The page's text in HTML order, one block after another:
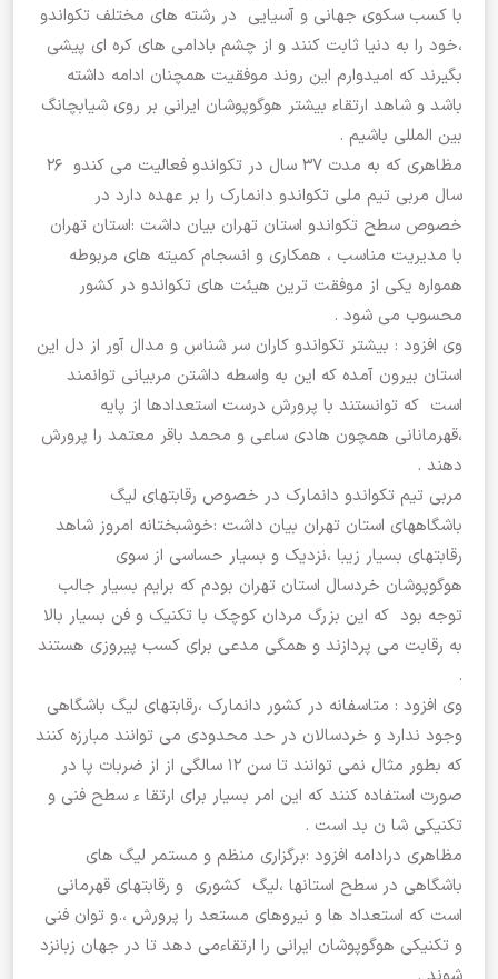
با کسب سکوی جهانی و آسیایی در رشته های مختلف تکواندو
،خود را به دنیا ثابت کنند و از چشم بادامی های کره ای پیشی
بگیرند که امیدوارم این روند موفقیت همچنان ادامه داشته
باشد و شاهد ارتقاء بیشتر هوگوپوشان ایرانی بر روی شیابچانگ
بین المللی باشیم .
مظاهری که به مدت ۳۷ سال در تکواندو فعالیت می کندو ۲۶
سال مربی تیم ملی تکواندو دانمارک را بر عهده دارد در
خصوص سطح تکواندو استان تهران بیان داشت :استان تهران
با مدیریت مناسب ، همکاری و انسجام کمیته های مربوطه
همواره یکی از موفقت ترین هیئت های تکواندو در کشور
محسوب می شود .
وی افزود : بیشتر تکواندو کاران سر شناس و مدال آور از دل این
استان بیرون آمده که این به واسطه داشتن مربیانی توانمند
است که توانستند با پرورش درست استعدادها از پایه
،قهرمانانی همچون هادی ساعی و محمد باقر معتمد را پرورش
دهند .
مربی تیم تکواندو دانمارک در خصوص رقابتهای لیگ
باشگاههای استان تهران بیان داشت :خوشبختانه امروز شاهد
رقابتهای بسیار زیبا ،نزدیک و بسیار حساسی از سوی
هوگوپوشان خردسال استان تهران بودم که برایم بسیار جالب
توجه بود که این بزرگ مردان کوچک با تکنیک و فن بسیار بالا
به رقابت می پردازند و همگی مدعی برای کسب پیروزی هستند
.
وی افزود : متاسفانه در کشور دانمارک ،رقابتهای لیگ باشگاهی
وجود ندارد و خردسالان در حد محدودی می توانند مبارزه کنند
که بطور مثال نمی توانند تا سن ۱۲ سالگی از از ضربات پا در
صورت استفاده کنند که این امر بسیار برای ارتقا ء سطح فنی و
تکنیکی شا ن بد است .
مظاهری درادامه افزود :برگزاری منظم و مستمر لیگ های
باشگاهی در سطح استانها ،لیگ کشوری و رقابتهای قهرمانی
است که استعداد ها و نیروهای مستعد را پرورش ،.و توان فنی
و تکنیکی هوگوپوشان ایرانی را ارتقاءمی دهد تا در جهان زبانزد